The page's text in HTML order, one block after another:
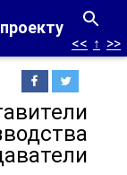
<< ↑ >>